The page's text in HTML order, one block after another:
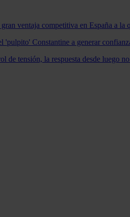
ventaja competitiva en España a la
Constantine a generar
de tensión, la respuesta desde luego